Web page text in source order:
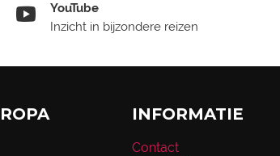
YouTube
Inzicht in bijzondere reizen
INFORMATIE
Contact